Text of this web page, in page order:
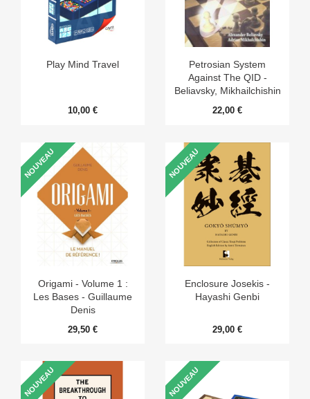
Play Mind Travel
10,00 €
Petrosian System
Against The QID -
Beliavsky, Mikhailchishin
22,00 €
Origami - Volume 1 :
Les Bases - Guillaume
Denis
29,50 €
NOUVEAU
Enclosure Josekis -
Hayashi Genbi
29,00 €
NOUVEAU
NOUVEAU NOUVEAU